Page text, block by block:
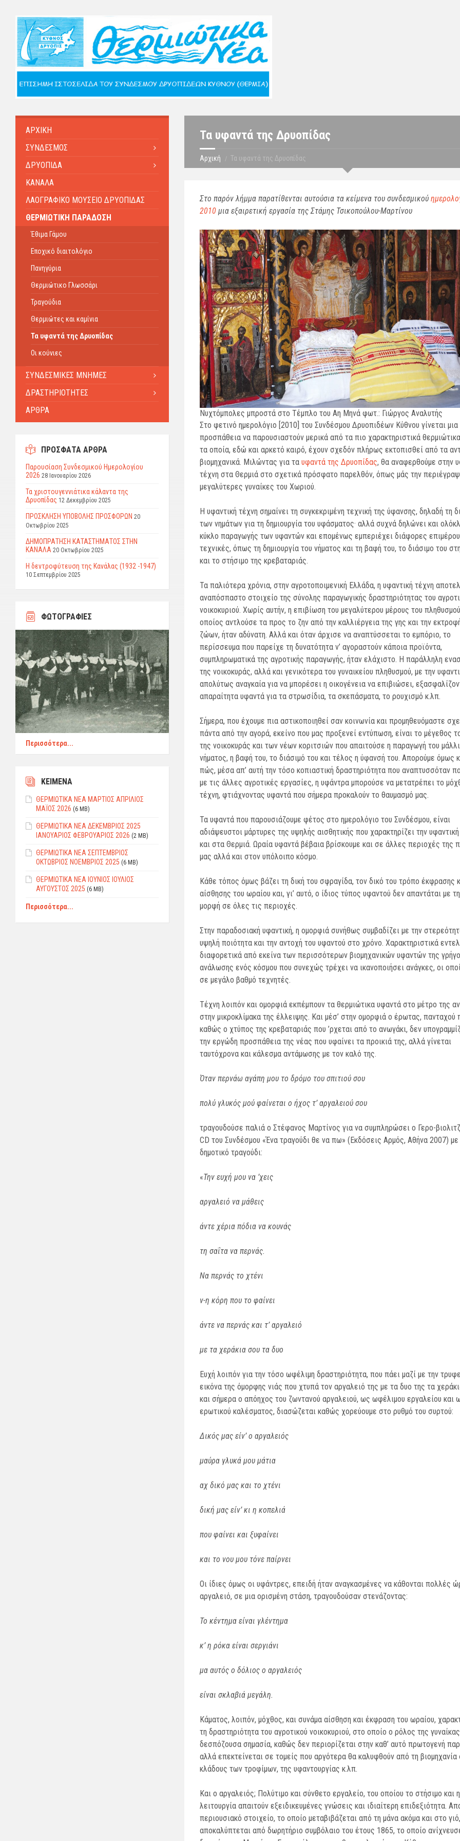
Τα υφαντά της Δρυοπίδας
Αρχική Τα υφαντά της Δρυοπίδας
Στο παρόν λήμμα παρατίθενται αυτούσια τα κείμενα του συνδεσμικού
2010μια εξαιρετική εργασία της Στάμης Τσικοπούλου-Μαρτίνου
Νυχτόμπολες μπροστά στο Τέμπλο του Αη Μηνά φωτ.: Γιώργος Αναλυτής
Στο φετινό ημερολόγιο [2010] του Συνδέσμου Δρυοπιδέων Κύθνου γίνεται μια
προσπάθεια να παρουσιαστούν μερικά από τα πιο χαρακτηριστικά
τα οποία, εδώ και αρκετό καιρό, έχουν σχεδόν πλήρως εκτοπισθεί από τα
βιομηχανικά. Μιλώντας για τα υφαντά της Δρυοπίδας, θα αναφερθούμε στην
τέχνη στα Θερμιά στο σχετικά πρόσφατο παρελθόν, όπως μάς την
μεγαλύτερες γυναίκες του Χωριού.
Η υφαντική τέχνη σημαίνει τη συγκεκριμένη τεχνική της ύφανσης, δηλαδή τη
των νημάτων για τη δημιουργία του υφάσματος· αλλά συχνά δηλώνει και
κύκλο παραγωγής των υφαντών και επομένως εμπεριέχει διάφορες
τεχνικές, όπως τη δημιουργία του νήματος και τη βαφή του, το διάσιμο του
και το στήσιμο της κρεβαταριάς.
Τα παλιότερα χρόνια, στην αγροτοποιμενική Ελλάδα, η υφαντική τέχνη
αναπόσπαστο στοιχείο της σύνολης παραγωγικής δραστηριότητας του
νοικοκυριού. Χωρίς αυτήν, η επιβίωση του μεγαλύτερου μέρους του
οποίος αντλούσε τα προς το ζην από την καλλιέργεια της γης και την
ζώων, ήταν αδύνατη. Αλλά και όταν άρχισε να αναπτύσσεται το εμπόριο, το
περίσσευμα που παρείχε τη δυνατότητα ν’ αγοραστούν κάποια προϊόντα,
συμπληρωματικά της αγροτικής παραγωγής, ήταν ελάχιστο. Η παράλληλη
της νοικοκυράς, αλλά και γενικότερα του γυναικείου πληθυσμού, με την
απολύτως αναγκαία για να μπορέσει η οικογένεια να επιβιώσει,
απαραίτητα υφαντά για τα στρωσίδια, τα σκεπάσματα, το ρουχισμό κ.λπ.
Σήμερα, που έχουμε πια αστικοποιηθεί σαν κοινωνία και προμηθευόμαστε
πάντα από την αγορά, εκείνο που μας προξενεί εντύπωση, είναι το μέγεθος
της νοικοκυράς και των νέων κοριτσιών που απαιτούσε η παραγωγή του
νήματος, η βαφή του, το διάσιμό του και τέλος η ύφανσή του. Απορούμε όμως
πώς, μέσα απ’ αυτή την τόσο κοπιαστική δραστηριότητα που αναπτυσσόταν
με τις άλλες αγροτικές εργασίες, η υφάντρα μπορούσε να μετατρέπει το
τέχνη, φτιάχνοντας υφαντά που σήμερα προκαλούν το θαυμασμό μας.
Τα υφαντά που παρουσιάζουμε φέτος στο ημερολόγιο του Συνδέσμου, είναι
αδιάψευστοι μάρτυρες της υψηλής αισθητικής που χαρακτηρίζει την
και στα Θερμιά. Ωραία υφαντά βέβαια βρίσκουμε και σε άλλες περιοχές της
μας αλλά και στον υπόλοιπο κόσμο.
Κάθε τόπος όμως βάζει τη δική του σφραγίδα, τον δικό του τρόπο έκφρασης
αίσθησης του ωραίου και, γι’ αυτό, ο ίδιος τύπος υφαντού δεν απαντάται με
μορφή σε όλες τις περιοχές.
Στην παραδοσιακή υφαντική, η ομορφιά συνήθως συμβαδίζει με την
υψηλή ποιότητα και την αντοχή του υφαντού στο χρόνο. Χαρακτηριστικά
διαφορετικά από εκείνα των περισσότερων βιομηχανικών υφαντών της
ανάλωσης ενός κόσμου που συνεχώς τρέχει να ικανοποιήσει ανάγκες, οι
σε μεγάλο βαθμό τεχνητές.
Τέχνη λοιπόν και ομορφιά εκπέμπουν τα θερμιώτικα υφαντά στο μέτρο της
στην μικροκλίμακα της έλλειψης. Και μέσ’ στην ομορφιά ο έρωτας, πανταχού
καθώς ο χτύπος της κρεβαταριάς που ’ρχεται από το ανωγάκι, δεν
την εργώδη προσπάθεια της νέας που υφαίνει τα προικιά της, αλλά γίνεται
ταυτόχρονα και κάλεσμα αντάμωσης με τον καλό της.
Όταν περνάω αγάπη μου το δρόμο του σπιτιού σου
πολύ γλυκός μού φαίνεται ο ήχος τ’ αργαλειού σου
τραγουδούσε παλιά ο Στέφανος Μαρτίνος για να συμπληρώσει ο Γερο-
CD του Συνδέσμου «Ένα τραγούδι θε να πω» (Εκδόσεις Αρμός, Αθήνα 2007) με
δημοτικό τραγούδι:
«Την ευχή μου να ’χεις
αργαλειό να μάθεις
άντε χέρια πόδια να κουνάς
τη σαΐτα να περνάς.
Να περνάς το χτένι
ν-η κόρη που το φαίνει
άντε να περνάς και τ’ αργαλειό
με τα χεράκια σου τα δυο
Ευχή λοιπόν για την τόσο ωφέλιμη δραστηριότητα, που πάει μαζί με την
εικόνα της όμορφης νιάς που χτυπά τον αργαλειό της με τα δυο της τα
και σήμερα ο απόηχος του ζωντανού αργαλειού, ως ωφέλιμου εργαλείου και
ερωτικού καλέσματος, διασώζεται καθώς χορεύουμε στο ρυθμό του συρτού:
Δικός μας είν’ ο αργαλειός
μαύρα γλυκά μου μάτια
αχ δικό μας και το χτένι
δική μας είν’ κι η κοπελιά
που φαίνει και ξυφαίνει
και το νου μου τόνε παίρνει
Οι ίδιες όμως οι υφάντρες, επειδή ήταν αναγκασμένες να κάθονται πολλές
αργαλειό, σε μια ορισμένη στάση, τραγουδούσαν στενάζοντας:
Το κέντημα είναι γλέντημα
κ’ η ρόκα είναι σεργιάνι
μα αυτός ο δόλιος ο αργαλειός
είναι σκλαβιά μεγάλη.
Κάματος, λοιπόν, μόχθος, και συνάμα αίσθηση και έκφραση του ωραίου,
τη δραστηριότητα του αγροτικού νοικοκυριού, στο οποίο ο ρόλος της
δεσπόζουσα σημασία, καθώς δεν περιορίζεται στην καθ’ αυτό πρωτογενή
αλλά επεκτείνεται σε τομείς που αργότερα θα καλυφθούν από τη βιομηχανία
κλάδους των τροφίμων, της υφαντουργίας κ.λπ.
Και ο αργαλειός; Πολύτιμο και σύνθετο εργαλείο, του οποίου το στήσιμο και η
λειτουργία απαιτούν εξειδικευμένες γνώσεις και ιδιαίτερη επιδεξιότητα.
περιουσιακό στοιχείο, το οποίο μεταβιβάζεται από τη μάνα ακόμα και στο
αποκαλύπτεται από δωρητήριο συμβόλαιο του έτους 1865, το οποίο
ΑΡΧΙΚΗ
ΣΥΝΔΕΣΜΟΣ
ΔΡΥΟΠΙΔΑ
ΚΑΝΑΛΑ
ΛΑΟΓΡΑΦΙΚΟ ΜΟΥΣΕΙΟ ΔΡΥΟΠΙΔΑΣ
ΘΕΡΜΙΩΤΙΚΗ ΠΑΡΑΔΟΣΗ
Έθιμα Γάμου
Εποχικό διαιτολόγιο
Πανηγύρια
Θερμιώτικο Γλωσσάρι
Τραγούδια
Θερμιώτες και καμίνια
Τα υφαντά της Δρυοπίδας
Οι κούνιες
ΣΥΝΔΕΣΜΙΚΕΣ ΜΝΗΜΕΣ
ΔΡΑΣΤΗΡΙΟΤΗΤΕΣ
ΑΡΘΡΑ
ΠΡΟΣΦΑΤΑ ΑΡΘΡΑ
Παρουσίαση Συνδεσμικού Ημερολογίου
2026 28 Ιανουαρίου 2026
Τα χριστουγεννιάτικα κάλαντα της
Δρυοπίδας 12 Δεκεμβρίου 2025
ΠΡΟΣΚΛΗΣΗ ΥΠΟΒΟΛΗΣ ΠΡΟΣΦΟΡΩΝ 20
Οκτωβρίου 2025
ΔΗΜΟΠΡΑΤΗΣΗ ΚΑΤΑΣΤΗΜΑΤΟΣ ΣΤΗΝ
ΚΑΝΑΛΑ 20 Οκτωβρίου 2025
Η δεντροφύτευση της Κανάλας (1932 -1947)
10 Σεπτεμβρίου 2025
ΦΩΤΟΓΡΑΦΙΕΣ
Περισσότερα...
ΚΕΙΜΕΝΑ
ΘΕΡΜΙΩΤΙΚΑ ΝΕΑ ΜΑΡΤΙΟΣ ΑΠΡΙΛΙΟΣ
ΜΑΪΟΣ 2026 (6 MB)
ΘEPMIΩTIKΑ ΝΕΑ ΔΕΚΕΜΒΡΙΟΣ 2025
ΙΑΝΟΥΑΡΙΟΣ ΦEBPΟΥΑΡΙΟΣ 2026 (2 MB)
ΘΕΡΜΙΩΤΙΚΑ ΝΕΑ ΣΕΠΤΕΜΒΡΙΟΣ
ΟΚΤΩΒΡΙΟΣ ΝΟΕΜΒΡΙΟΣ 2025 (6 MB)
ΘΕΡΜΙΩΤΙΚΑ ΝΕΑ ΙΟΥΝΙΟΣ ΙΟΥΛΙΟΣ
ΑΥΓΟΥΣΤΟΣ 2025 (6 MB)
Περισσότερα...